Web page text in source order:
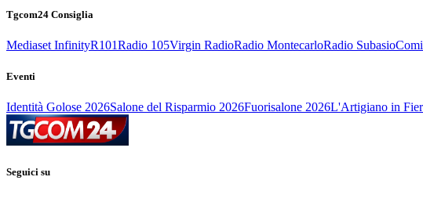
Tgcom24 Consiglia
Mediaset InfinityR101Radio 105Virgin RadioRadio MontecarloRadio Subasio
Eventi
Identità Golose 2026Salone del Risparmio 2026Fuorisalone 2026L'Artigiano in
Seguici su